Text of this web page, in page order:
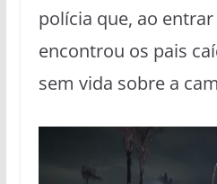
polícia que, ao
encontrou os pais
sem vida sobre a